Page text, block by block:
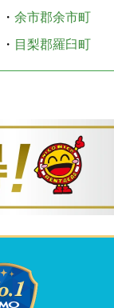
・ 余市郡余市町
・ 目梨郡羅臼町